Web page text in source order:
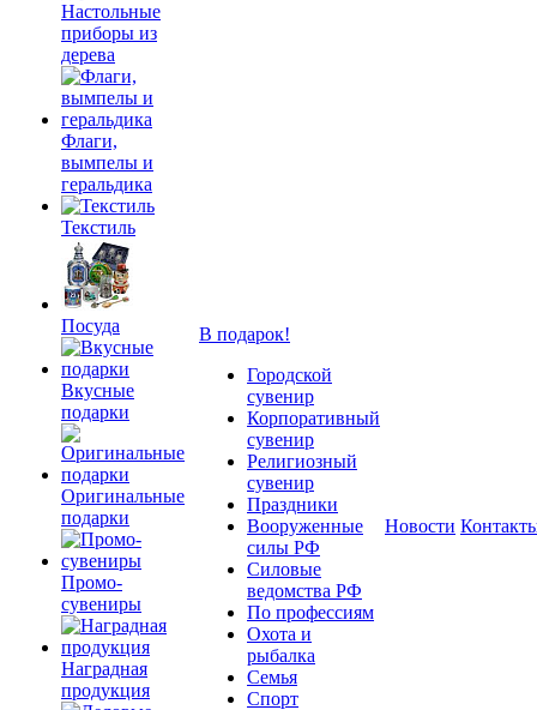
Настольные
приборы из
дерева
Флаги,
вымпелы и
геральдика
Текстиль
Посуда
Вкусные
подарки
Оригинальные
подарки
Промо-
сувениры
Наградная
продукция
В подарок!
Городской
сувенир
Корпоративный
сувенир
Религиозный
сувенир
Праздники
Вооруженные
силы РФ
Силовые
ведомства РФ
По профессиям
Охота и
рыбалка
Семья
Спорт
Новости